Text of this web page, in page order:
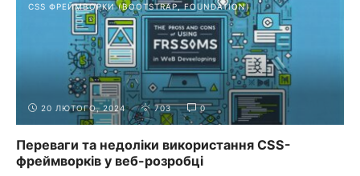
CSS ФРЕЙМВОРКИ (BOOTSTRAP, FOUNDATION)
20 ЛЮТОГО, 2024 703 0
Переваги та недоліки використання CSS-
фреймворків у веб-розробці